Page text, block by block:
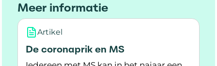
Meer informatie
Artikel
De coronaprik en MS